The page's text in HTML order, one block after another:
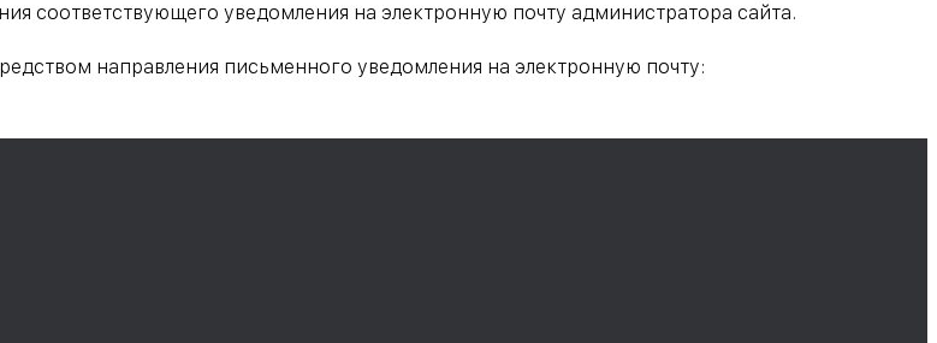
соответствующего уведомления на электронную почту администратора сайта.
направления письменного уведомления на электронную почту: